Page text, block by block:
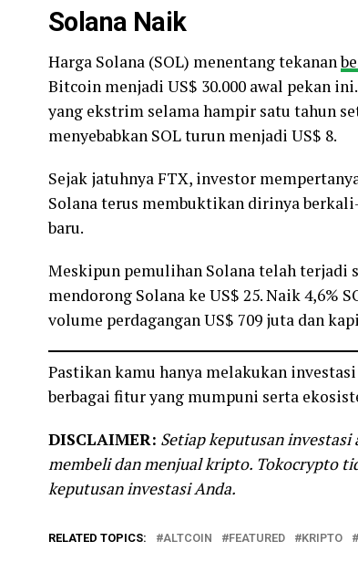
Solana Naik
Harga Solana (SOL) menentang tekanan
Bitcoin menjadi US$ 30.000 awal pekan
yang ekstrim selama hampir satu tahun
menyebabkan SOL turun menjadi US$ 8.
Sejak jatuhnya FTX, investor
Solana terus membuktikan dirinya
baru.
Meskipun pemulihan Solana telah terjadi
mendorong Solana ke US$ 25. Naik 4,6%
volume perdagangan US$ 709 juta dan
Pastikan kamu hanya melakukan investasi
berbagai fitur yang mumpuni serta
DISCLAIMER: Setiap keputusan investasi
membeli dan menjual kripto. Tokocrypto
keputusan investasi Anda.
RELATED TOPICS: ALTCOIN FEATURED KRIPTO